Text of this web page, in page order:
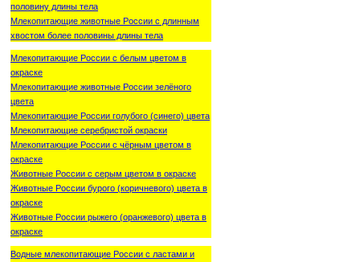
половину длины тела
Млекопитающие животные России с длинным
хвостом более половины длины тела
Млекопитающие России с белым цветом в
окраске
Млекопитающие животные России зелёного
цвета
Млекопитающие России голубого (синего) цвета
Млекопитающие серебристой окраски
Млекопитающие России с чёрным цветом в
окраске
Животные России с серым цветом в окраске
Животные России бурого (коричневого) цвета в
окраске
Животные России рыжего (оранжевого) цвета в
окраске
Водные млекопитающие России с ластами и